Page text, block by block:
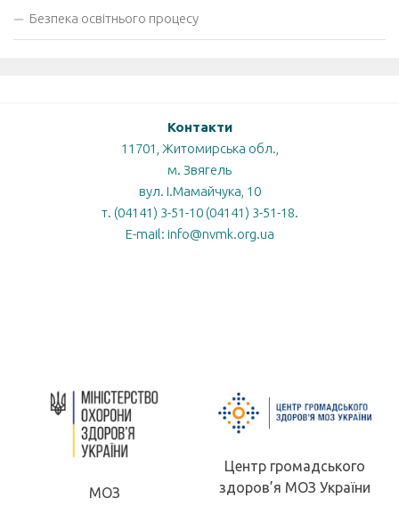
Безпека освітнього процесу
Контакти
11701, Житомирська обл.,
м. Звягель
вул. І.Мамайчука, 10
т. (04141) 3-51-10 (04141) 3-51-18.
E-mail: info@nvmk.org.ua
МОЗ
Центр громадського
здоров’я МОЗ України